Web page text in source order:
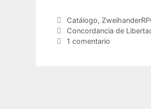
Categorías
Catálogo,
Etiquetas
Concordancia de
1 comentario